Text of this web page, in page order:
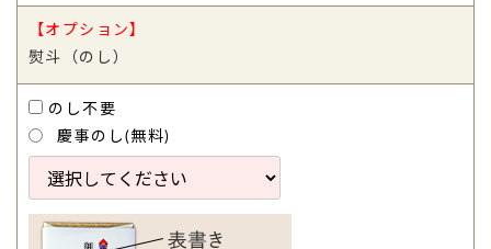
【オプション】
熨斗（のし）
のし不要
慶事のし(無料)